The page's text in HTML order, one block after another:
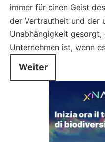
immer für einen Geist
der Vertrautheit und der
Unabhängigkeit
Unternehmen ist, wenn
Weiter